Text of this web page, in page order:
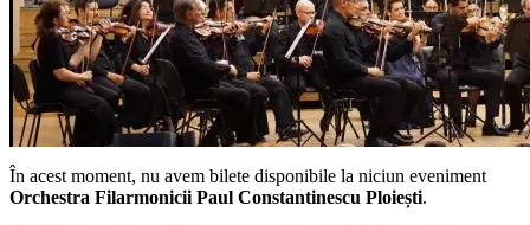
În acest moment, nu avem bilete disponibile la niciun eveniment
Orchestra Filarmonicii Paul Constantinescu Ploiești.